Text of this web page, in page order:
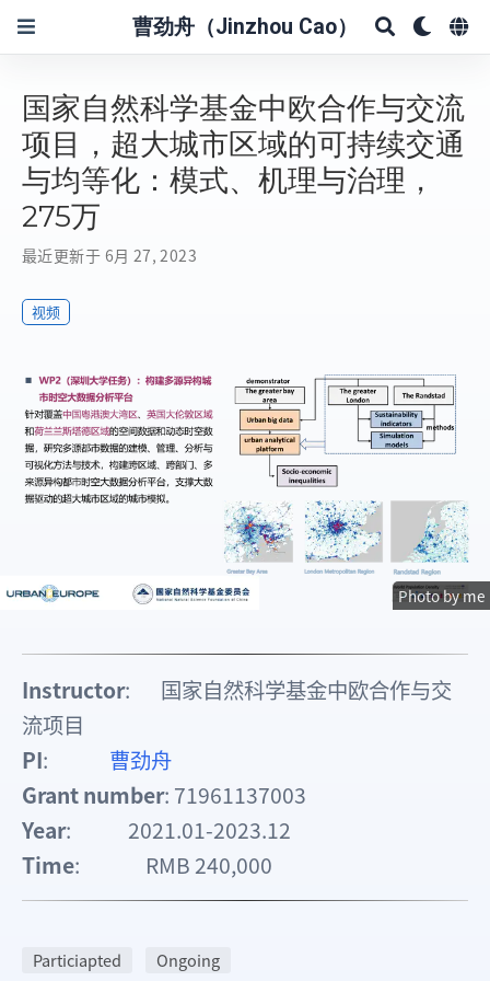
曹劲舟（Jinzhou Cao）
国家自然科学基金中欧合作与交流
项目，超大城市区域的可持续交通
与均等化：模式、机理与治理，
275万
最近更新于 6月 27, 2023
视频
Photo by me
Instructor: 国家自然科学基金中欧合作与交
流项目
PI: 曹劲舟
Grant number: 71961137003
Year: 2021.01-2023.12
Time: RMB 240,000
Particiapted Ongoing